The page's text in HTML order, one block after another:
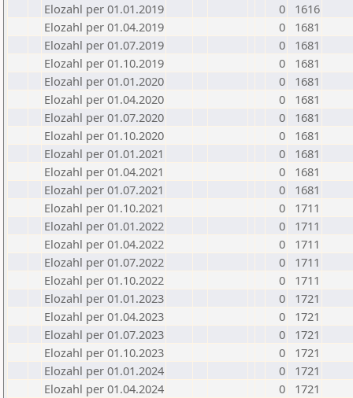
Elozahl per 01.01.2019
0
1616
Elozahl per 01.04.2019
0
1681
Elozahl per 01.07.2019
0
1681
Elozahl per 01.10.2019
0
1681
Elozahl per 01.01.2020
0
1681
Elozahl per 01.04.2020
0
1681
Elozahl per 01.07.2020
0
1681
Elozahl per 01.10.2020
0
1681
Elozahl per 01.01.2021
0
1681
Elozahl per 01.04.2021
0
1681
Elozahl per 01.07.2021
0
1681
Elozahl per 01.10.2021
0
1711
Elozahl per 01.01.2022
0
1711
Elozahl per 01.04.2022
0
1711
Elozahl per 01.07.2022
0
1711
Elozahl per 01.10.2022
0
1711
Elozahl per 01.01.2023
0
1721
Elozahl per 01.04.2023
0
1721
Elozahl per 01.07.2023
0
1721
Elozahl per 01.10.2023
0
1721
Elozahl per 01.01.2024
0
1721
Elozahl per 01.04.2024
0
1721